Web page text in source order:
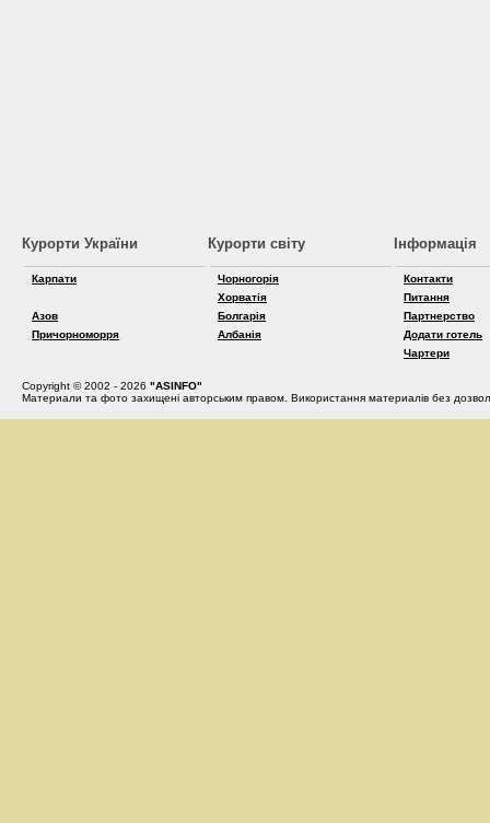
Курорти України
Карпати
Азов
Причорноморря
Курорти світу
Чорногорія
Хорватія
Болгарія
Албанія
Інформація
Контакти
Питання
Партнерство
Додати готель
Чартери
Copyright © 2002 - 2026 "ASINFO"
Материали та фото захищені авторським правом. Використання материалів без